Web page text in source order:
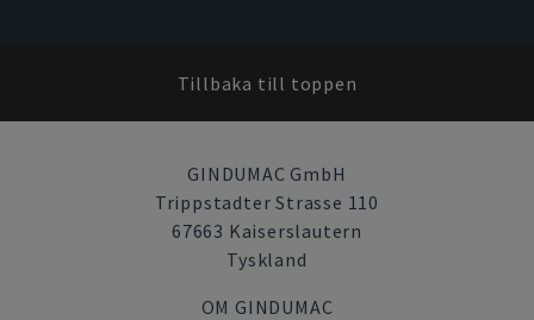
Tillbaka till toppen
GINDUMAC GmbH
Trippstadter Strasse 110
67663 Kaiserslautern
Tyskland
OM GINDUMAC